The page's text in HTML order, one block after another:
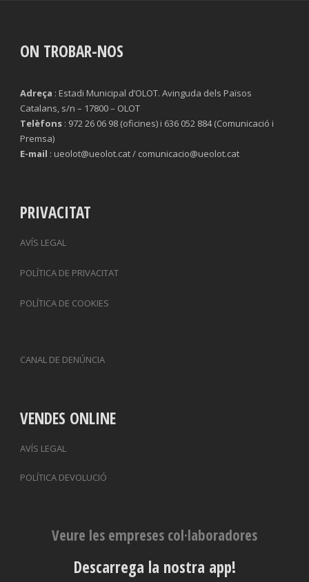
ON TROBAR-NOS
Adreça : Estadi Municipal d’OLOT. Avinguda dels Països
Catalans, s/n – 17800 – OLOT
Telèfons : 972 26 06 98 (oficines) i 636 052 884 (Comunicació i
Premsa)
E-mail : ueolot@ueolot.cat / comunicacio@ueolot.cat
PRIVACITAT
AVÍS LEGAL
POLÍTICA DE PRIVACITAT
POLÍTICA DE COOKIES
CANAL DE DENÚNCIA
VENDES ONLINE
AVÍS LEGAL
POLÍTICA DEVOLUCIÓ
Veure les empreses col·laboradores
Descarrega la nostra app!